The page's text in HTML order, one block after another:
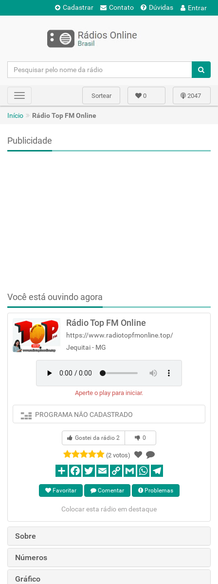
Cadastrar Contato Dúvidas Entrar
Toggle
navigation
2047
0
Sortear
Início Rádio Top FM Online
Publicidade
Você está ouvindo agora
Rádio Top FM Online
https://www.radiotopfmonline.top/
Jequitai - MG
Aperte o play para iniciar.
PROGRAMA NÃO CADASTRADO
Gostei da rádio 2 0
(2 votos)
Favoritar Comentar Problemas
Colocar esta rádio em destaque
Sobre
Números
Gráfico